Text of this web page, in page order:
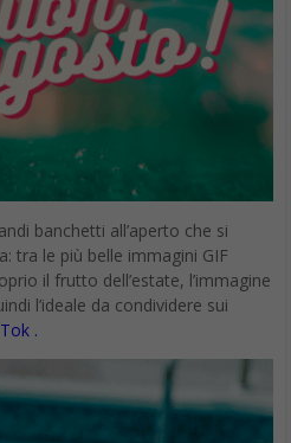
banchetti all’aperto che si
tra le più belle immagini GIF
il frutto dell’estate, l’immagine
l’ideale da condividere sui
.